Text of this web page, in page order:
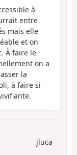
à
entre
mais elle
et on
À faire le
on a
la
à faire si
jluca